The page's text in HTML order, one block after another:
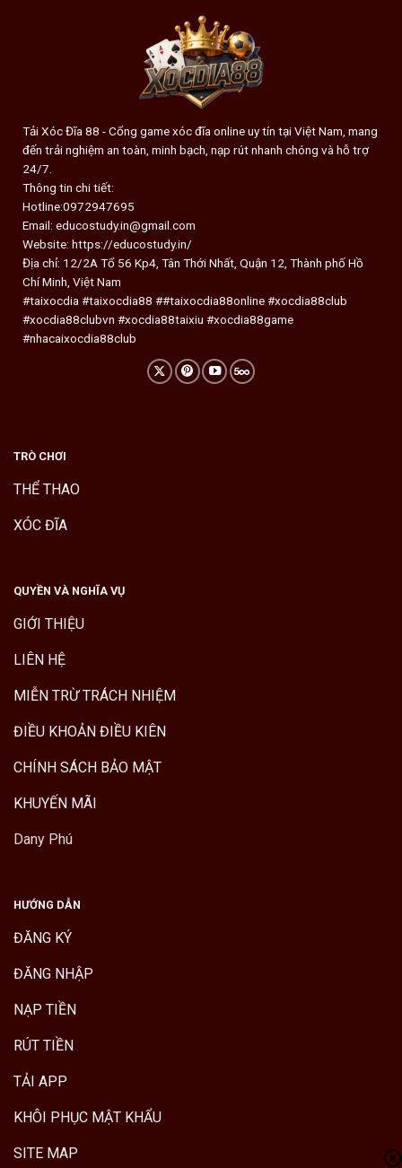
Tải Xóc Đĩa 88 - Cổng game xóc đĩa online uy tín tại Việt Nam, mang
đến trải nghiệm an toàn, minh bạch, nạp rút nhanh chóng và hỗ trợ
24/7.
Thông tin chi tiết:
Hotline:0972947695
Email: educostudy.in@gmail.com
Website: https://educostudy.in/
Địa chỉ: 12/2A Tổ 56 Kp4, Tân Thới Nhất, Quận 12, Thành phố Hồ
Chí Minh, Việt Nam
#taixocdia #taixocdia88 ##taixocdia88online #xocdia88club
#xocdia88clubvn #xocdia88taixiu #xocdia88game
#nhacaixocdia88club
TRÒ CHƠI
THỂ THAO
XÓC ĐĨA
QUYỀN VÀ NGHĨA VỤ
GIỚI THIỆU
LIÊN HỆ
MIỄN TRỪ TRÁCH NHIỆM
ĐIỀU KHOẢN ĐIỀU KIÊN
CHÍNH SÁCH BẢO MẬT
KHUYẾN MÃI
Dany Phú
HƯỚNG DẪN
ĐĂNG KÝ
ĐĂNG NHẬP
NẠP TIỀN
RÚT TIỀN
TẢI APP
KHÔI PHỤC MẬT KHẨU
SITE MAP